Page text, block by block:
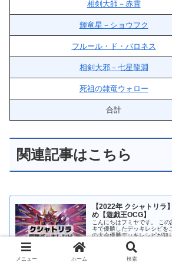
相剣大師－赤霄
輝竜星－ショウフク
フルール・ド・バロネス
相剣大邪－七星龍淵
死祖の隷竜ウォロー
合計
関連記事はこちら
【2022年 クシャトリラ
め【遊戯王OCG】
こんにちはフミヤです。 こ
キで優勝したデッキレシピを
の大会優勝デッキレシピが知
ご覧ください。 この記事で
キの優勝デッキレシピがわか...
yugioh-cram-school.com
メニュー ホーム 検索